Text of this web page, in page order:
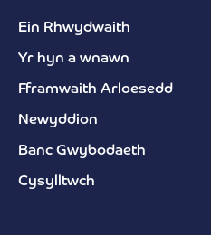
Ein Rhwydwaith
Yr hyn a wnawn
Fframwaith Arloesedd
Newyddion
Banc Gwybodaeth
Cysylltwch